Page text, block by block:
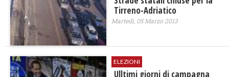
Tirreno-Adriatico
Martedì, 05 Marzo 2013
ELEZIONI
Ulltimi giorni di campagna